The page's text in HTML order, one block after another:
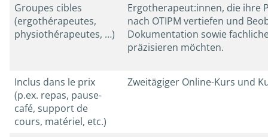
Groupes cibles
(ergothérapeutes,
physiothérapeutes, …)
Ergotherapeut:innen, die ihre
nach OTIPM vertiefen und
Dokumentation sowie
präzisieren möchten.
Inclus dans le prix
(p.ex. repas, pause-
café, support de
cours, matériel, etc.)
Zweitägiger Online-Kurs und